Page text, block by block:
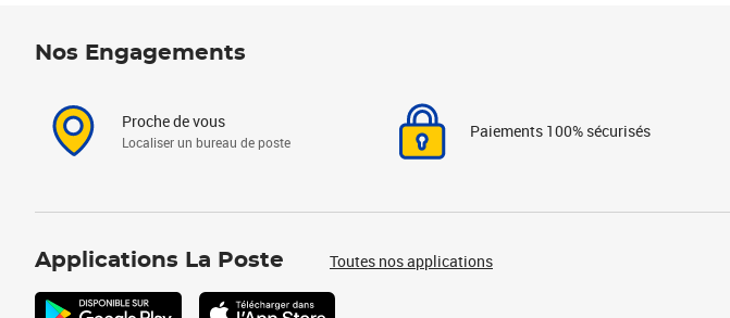
Nos Engagements
Proche de vous
Localiser un bureau de poste
Paiements 100% sécurisés
Applications La Poste Toutes nos applications